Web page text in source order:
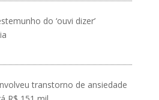
do ‘ouvi dizer’
transtorno de ansiedade